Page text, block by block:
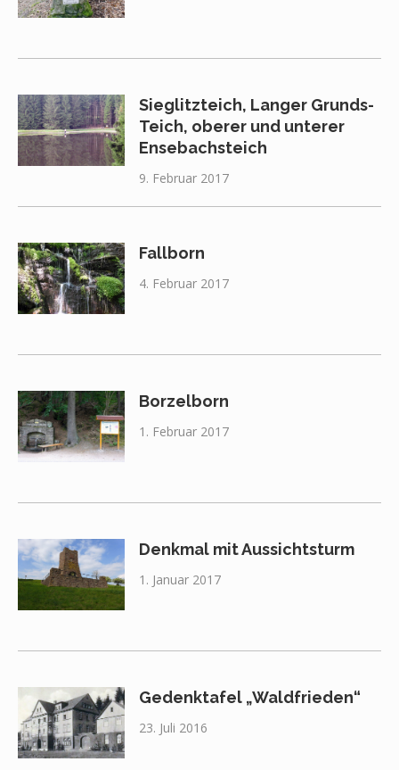
Sieglitzteich, Langer Grunds-
Teich, oberer und unterer
Ensebachsteich
9. Februar 2017
Fallborn
4. Februar 2017
Borzelborn
1. Februar 2017
Denkmal mit Aussichtsturm
1. Januar 2017
Gedenktafel „Waldfrieden“
23. Juli 2016